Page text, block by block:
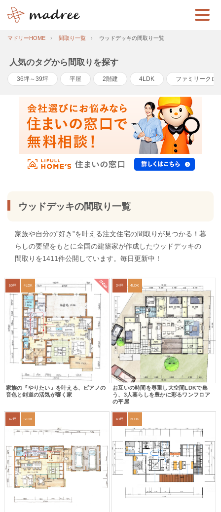
マドリーHOME 間取り一覧 ウッドデッキの間取り一覧
人気のタグから間取りを探す
36坪～39坪 平屋 2階建 4LDK ファミリークロ
ウッドデッキの間取り一覧
家族や自分の”好き”を叶える注文住宅の間取りが見つかる！暮
らしの要望をもとに全国の建築家が作成したウッドデッキの
間取りを1411件公開しています。毎日更新中！
50坪 4LDK new
家族の『やりたい』を叶える、ピアノの
音色と剣道の活気が響く家
34坪 4LDK
お互いの時間を尊重し大空間LDKで集
う、3人暮らしを豊かに彩るワンフロア
の平屋
47坪 5LDK 43坪 3LDK